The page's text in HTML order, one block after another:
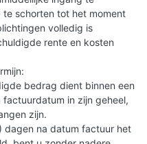
schorten tot het moment
volledig is
rente en kosten
bedrag dient binnen een
in zijn geheel,
zijn.
dagen na datum factuur het